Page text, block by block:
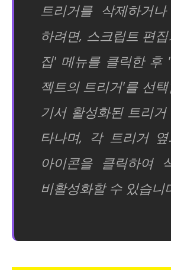
트리거를 삭제하거
하려면, 스크립트 편
집' 메뉴를 클릭한 후
젝트의 트리거'를 선
기서 활성화된 트리
타나며, 각 트리거
아이콘을 클릭하여
비활성화할 수 있습니